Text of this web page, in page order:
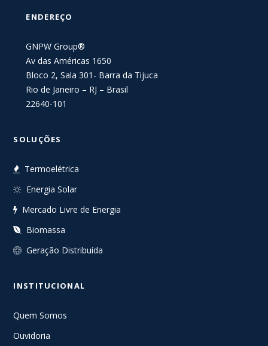
ENDEREÇO
GNPW Group®
Av das Américas 1650
Bloco 2, Sala 301- Barra da Tijuca
Rio de Janeiro – RJ – Brasil
22640-101
SOLUÇÕES
Termoelétrica
Energia Solar
Mercado Livre de Energia
Biomassa
Geração Distribuída
INSTITUCIONAL
Quem Somos
Ouvidoria